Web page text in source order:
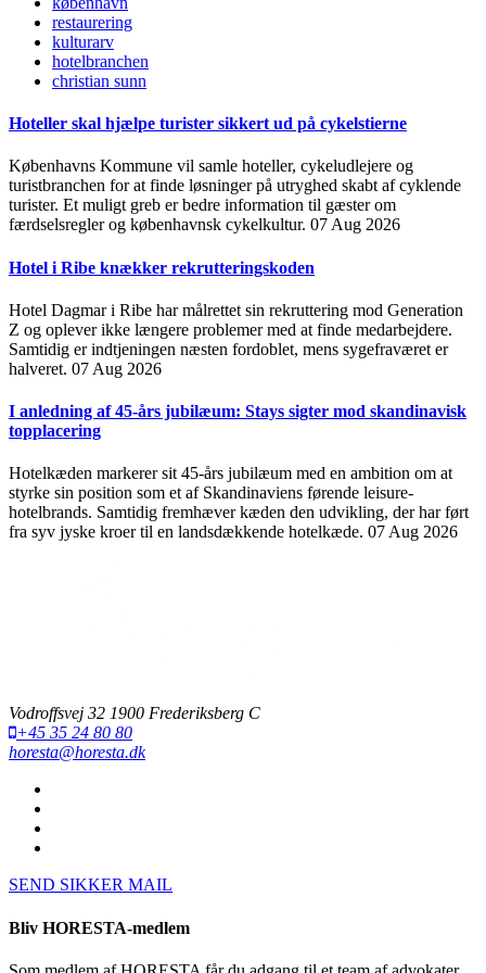
restaurering
kulturarv
hotelbranchen
christian sunn
Hoteller skal hjælpe turister sikkert ud på cykelstierne
Københavns Kommune vil samle hoteller, cykeludlejere og
turistbranchen for at finde løsninger på utryghed skabt af cyklende
turister. Et muligt greb er bedre information til gæster om
færdselsregler og københavnsk cykelkultur. 07 Aug 2026
Hotel i Ribe knækker rekrutteringskoden
Hotel Dagmar i Ribe har målrettet sin rekruttering mod Generation
Z og oplever ikke længere problemer med at finde medarbejdere.
Samtidig er indtjeningen næsten fordoblet, mens sygefraværet er
halveret. 07 Aug 2026
I anledning af 45-års jubilæum: Stays sigter mod skandinavisk
topplacering
Hotelkæden markerer sit 45-års jubilæum med en ambition om at
styrke sin position som et af Skandinaviens førende leisure-
hotelbrands. Samtidig fremhæver kæden den udvikling, der har ført
fra syv jyske kroer til en landsdækkende hotelkæde. 07 Aug 2026
Vodroffsvej 32 1900 Frederiksberg C
+45 35 24 80 80
horesta@horesta.dk
SEND SIKKER MAIL
Bliv HORESTA-medlem